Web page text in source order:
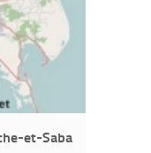
et-Saba